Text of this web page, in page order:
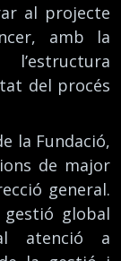
al projecte
amb la
del procés
la Fundació,
de major
general.
gestió global
atenció a